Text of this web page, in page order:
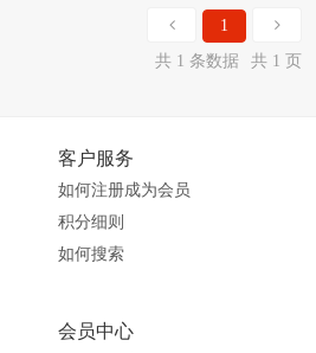
1
共 1 条数据
共 1 页
客户服务
如何注册成为会员
积分细则
如何搜索
会员中心